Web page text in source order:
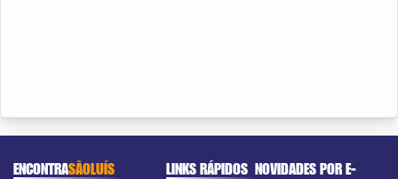
ENCONTRASÃOLUÍS LINKS RÁPIDOS NOVIDADES POR E-